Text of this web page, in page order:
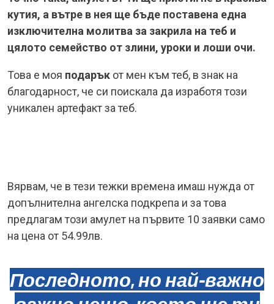
кутия, а вътре в нея ще бъде поставена една
изключителна молитва за закрила на теб и
цялото семейство от злини, уроки и лоши очи.
Това е моя подарък от мен към теб, в знак на
благодарност, че си поискала да изработя този
уникален артефакт за теб.
Вярвам, че в тези тежки времена имаш нужда от
допълнителна ангелска подкрепа и за това
предлагам този амулет на първите 10 заявки само
на цена от 54.99лв.
Последното, но най-важно